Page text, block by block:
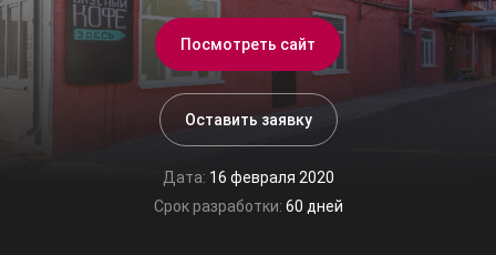
Посмотреть сайт
Оставить заявку
Дата: 16 февраля 2020
Срок разработки: 60 дней